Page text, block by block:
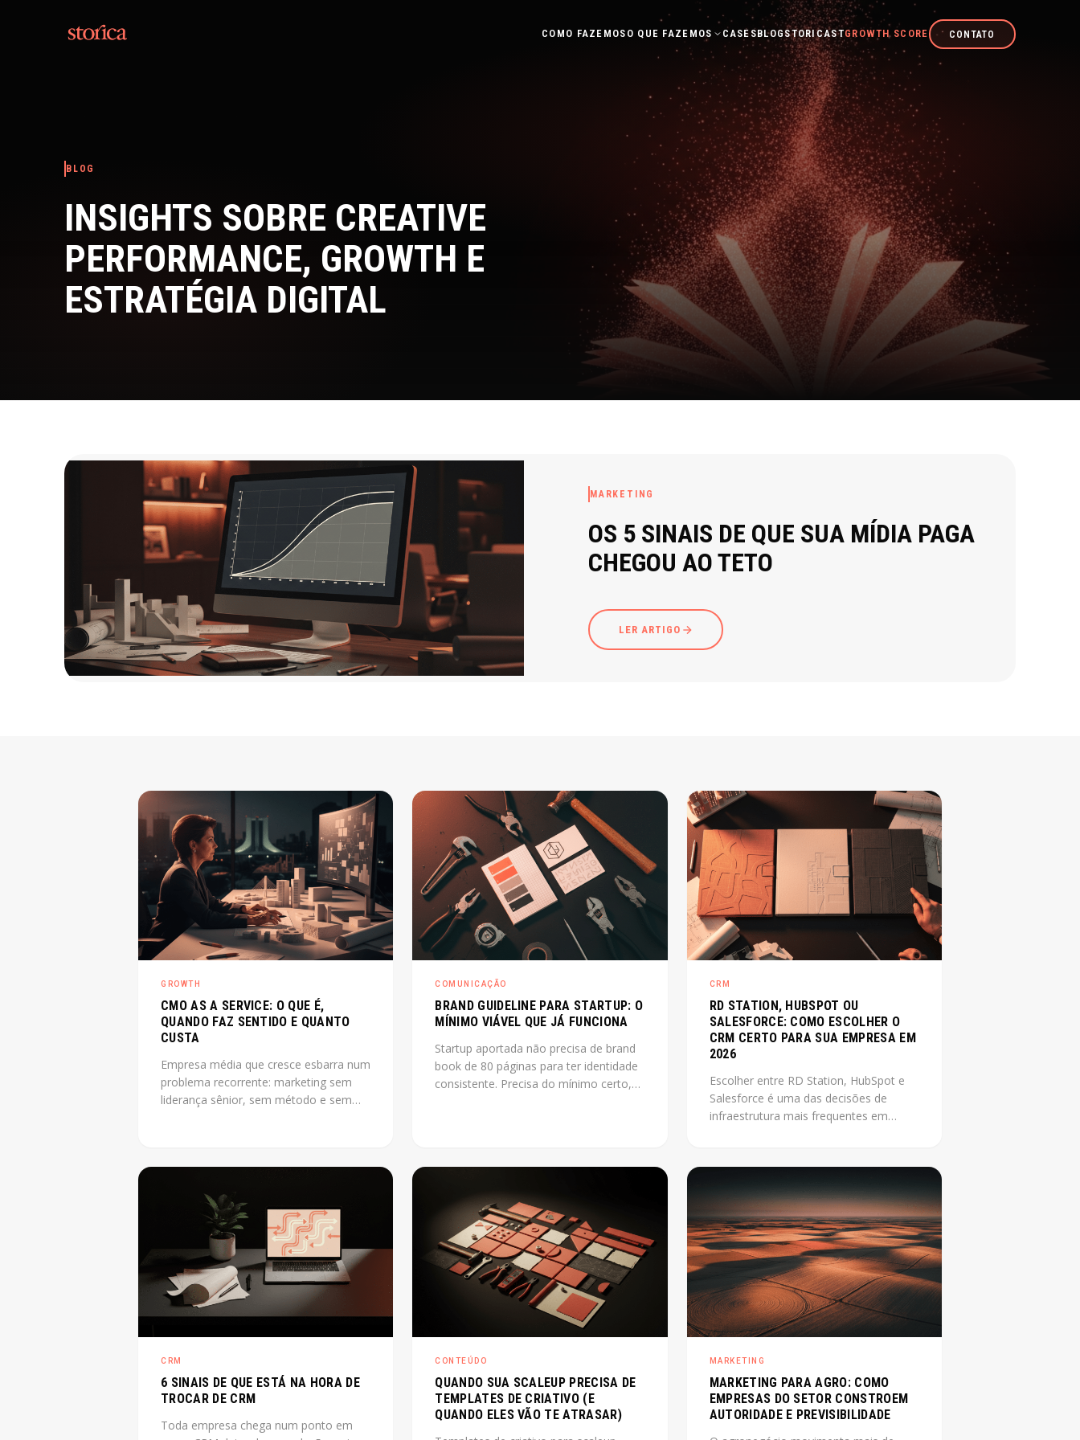
COMO FAZEMOS O QUE FAZEMOS CASESBLOGSTORICASTGROWTH SCORE CONTATO
BLOG
INSIGHTS SOBRE CREATIVE
PERFORMANCE, GROWTH E
ESTRATÉGIA DIGITAL
MARKETING
OS 5 SINAIS DE QUE SUA MÍDIA PAGA
CHEGOU AO TETO
LER ARTIGO
GROWTH
CMO AS A SERVICE: O QUE É,
QUANDO FAZ SENTIDO E QUANTO
CUSTA
Empresa média que cresce esbarra num
problema recorrente: marketing sem
liderança sênior, sem método e sem
explica o que é, quando cabe e quanto
COMUNICAÇÃO
BRAND GUIDELINE PARA STARTUP: O
MÍNIMO VIÁVEL QUE JÁ FUNCIONA
Startup aportada não precisa de brand
book de 80 páginas para ter identidade
consistente. Precisa do mínimo certo,
CRM
RD STATION, HUBSPOT OU
SALESFORCE: COMO ESCOLHER O
CRM CERTO PARA SUA EMPRESA EM
2026
Escolher entre RD Station, HubSpot e
Salesforce é uma das decisões de
infraestrutura mais frequentes em
problema é que a maioria das
comparações disponíveis foi escrita por
revendedores de uma das plataformas.
Este post não tem esse conflito: mostra
os critérios reais que definem a escolha
certa para cada contexto.
CRM
6 SINAIS DE QUE ESTÁ NA HORA DE
TROCAR DE CRM
Toda empresa chega num ponto em
CONTEÚDO
QUANDO SUA SCALEUP PRECISA DE
TEMPLATES DE CRIATIVO (E
QUANDO ELES VÃO TE ATRASAR)
MARKETING
MARKETING PARA AGRO: COMO
EMPRESAS DO SETOR CONSTROEM
AUTORIDADE E PREVISIBILIDADE